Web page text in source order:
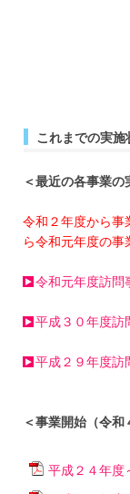
これまでの実施
＜最近の各事業の
令和２年度から事
ら令和元年度の事
令和元年度訪問
平成３０年度訪
平成２９年度訪
＜事業開始（令和
平成２４年度